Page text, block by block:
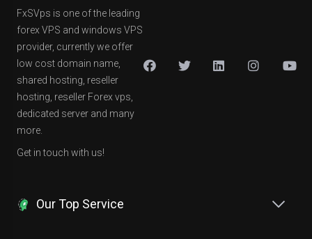
FxSVps is one of the leading
forex VPS and windows VPS
provider, currently we offer
low cost domain name,
shared hosting, reseller
hosting, reseller Forex vps,
dedicated server and many
more.
Get in touch with us!
Our Top Service